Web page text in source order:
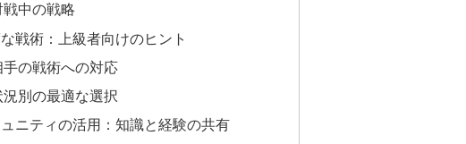
戦中の戦略
戦術：上級者向けのヒント
手の戦術への対応
況別の最適な選択
ニティの活用：知識と経験の共有